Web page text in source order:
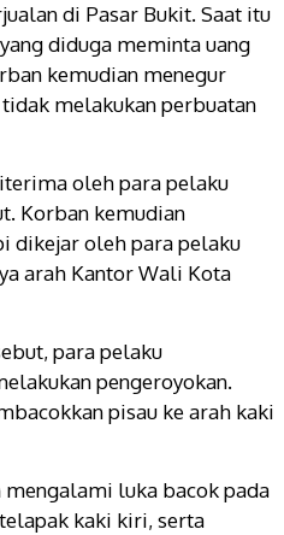
di Pasar Bukit. Saat itu
diduga meminta uang
kemudian menegur
melakukan perbuatan
oleh para pelaku
Korban kemudian
dikejar oleh para pelaku
arah Kantor Wali Kota
para pelaku
pengeroyokan.
pisau ke arah kaki
luka bacok pada
kaki kiri, serta